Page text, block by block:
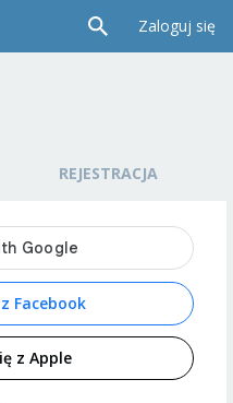
Zaloguj się
REJESTRACJA
Facebook
z Apple